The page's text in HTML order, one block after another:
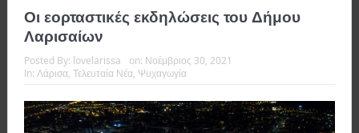
Οι εορταστικές εκδηλώσεις του Δήμου
Λαρισαίων
Posted By: lovelarissa on: Νοέμβριος 30, 2021
In: Λάρισα Τελευταία Νέα Ψυχαγωγία